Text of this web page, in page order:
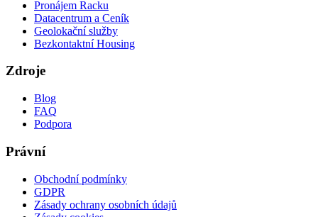
Pronájem Racku
Datacentrum a Ceník
Geolokační služby
Bezkontaktní Housing
Zdroje
Blog
FAQ
Podpora
Právní
Obchodní podmínky
GDPR
Zásady ochrany osobních údajů